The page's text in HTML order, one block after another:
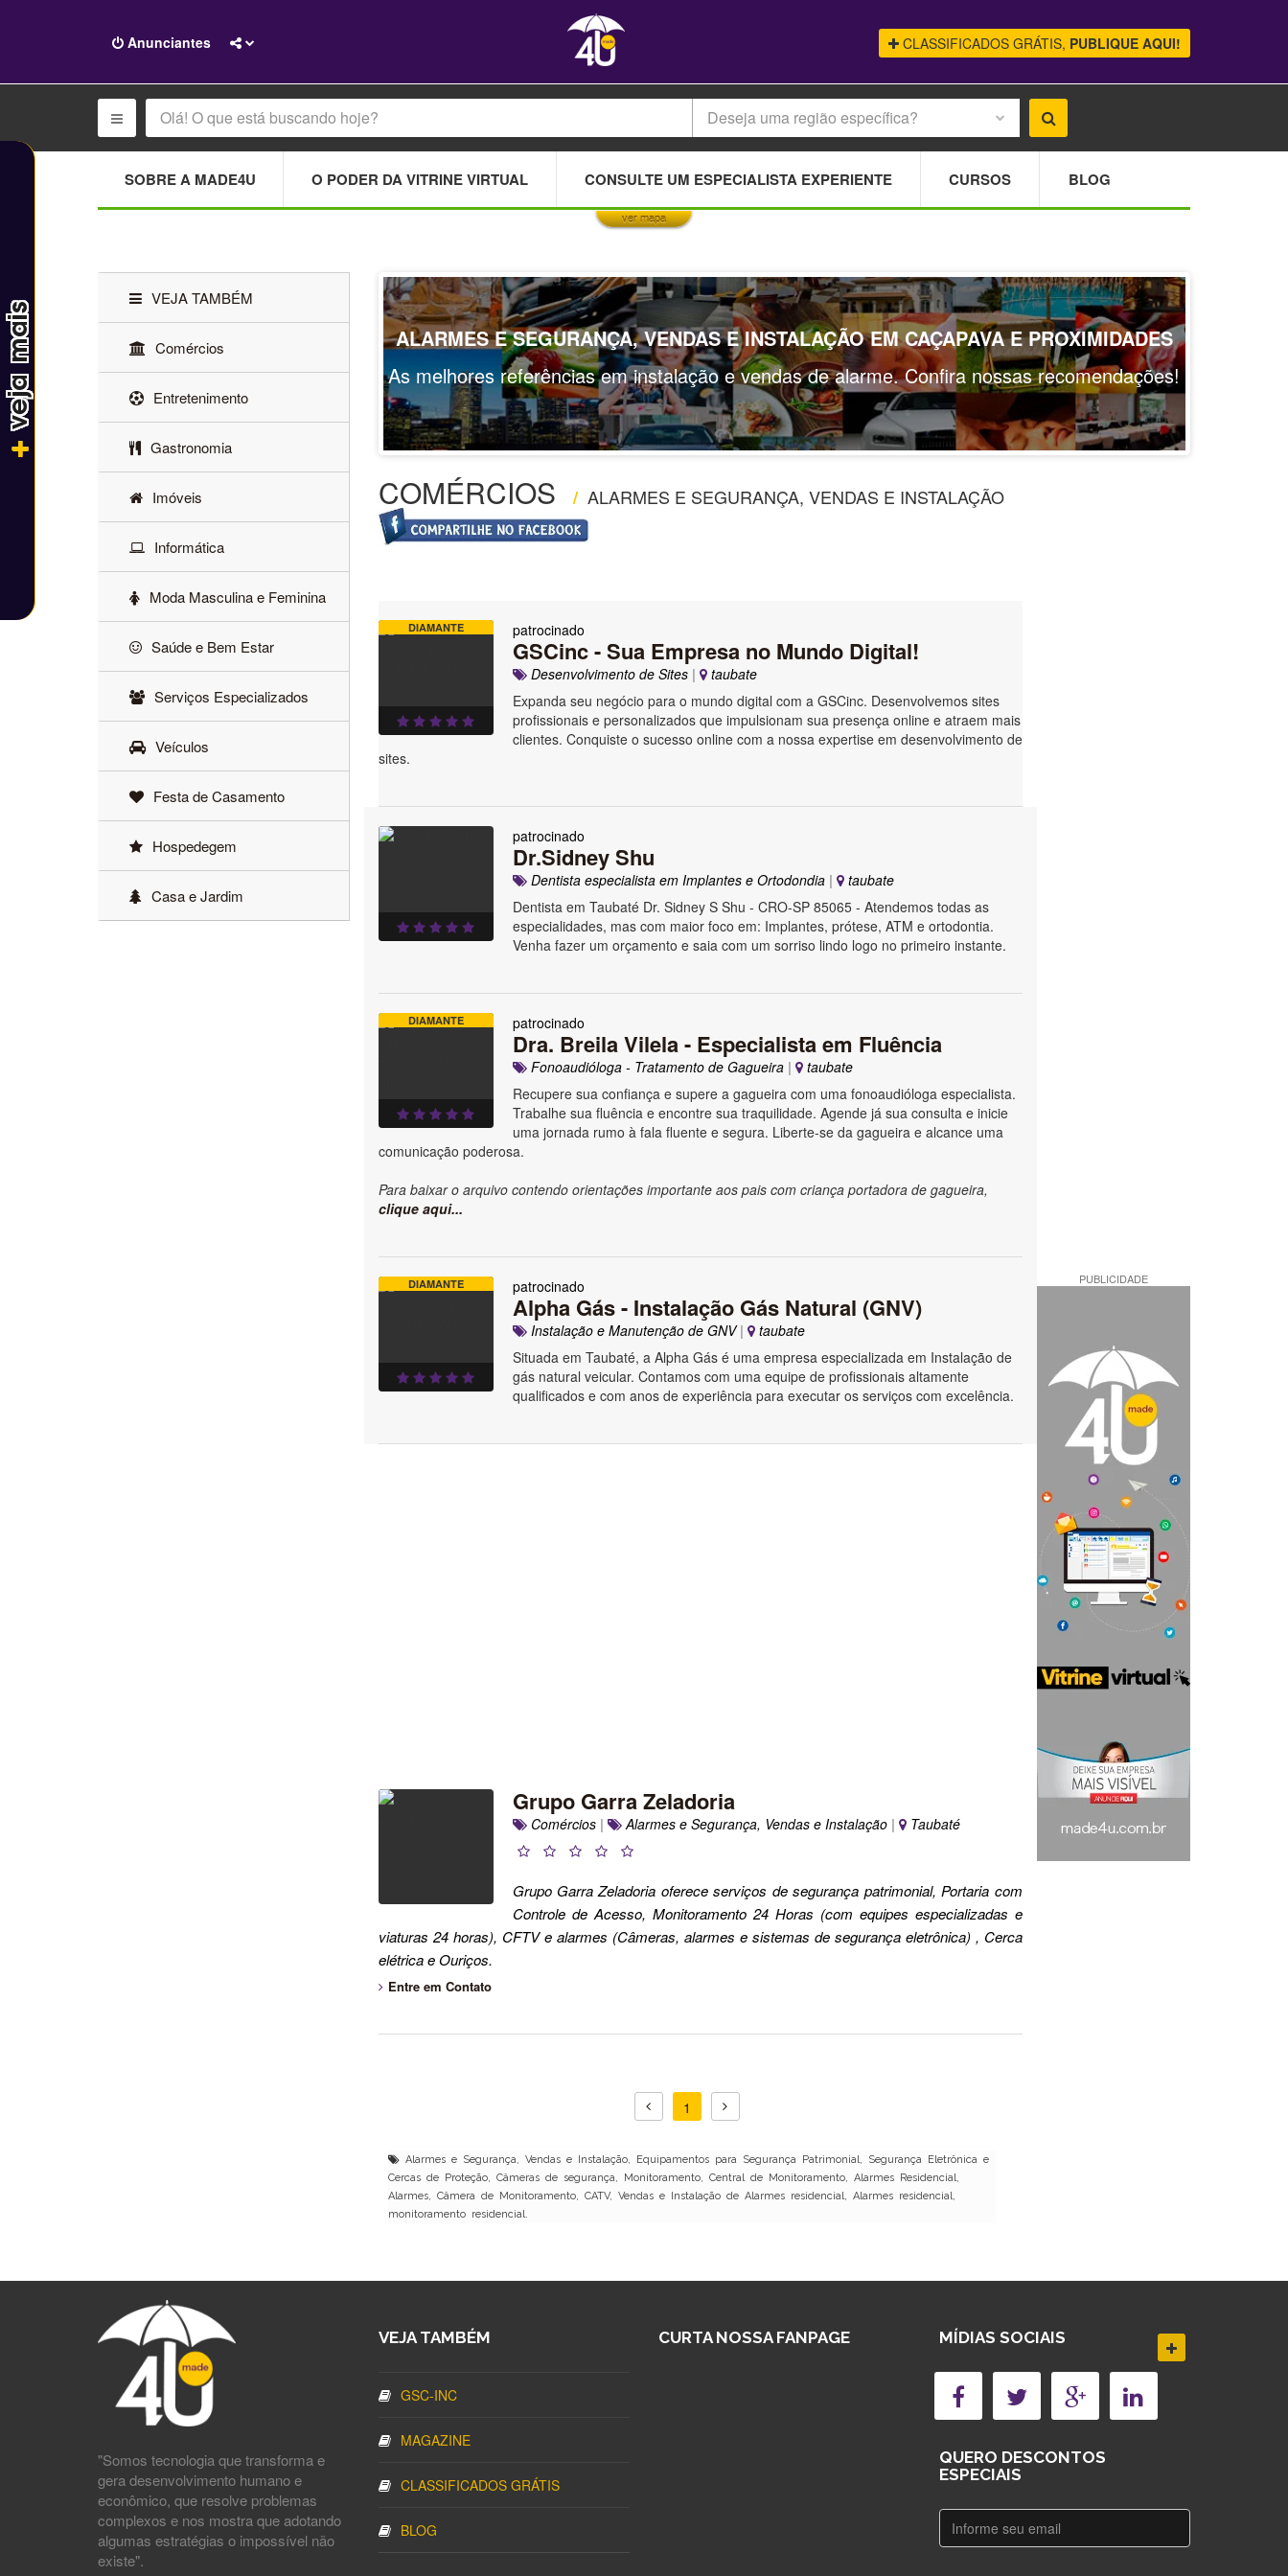
Anunciantes CLASSIFICADOS GRÁTIS, PUBLIQUE AQUI!
Deseja uma região específica?
Do you own this website? OK
SOBRE A MADE4U O PODER DA VITRINE VIRTUAL CONSULTE UM ESPECIALISTA EXPERIENTE CURSOS BLOG
ver mapa
ALARMES E SEGURANÇA, VENDAS E INSTALAÇÃO EM CAÇAPAVA E PROXIMIDADES
As melhores referências em instalação e vendas de alarme. Confira nossas recomendações!
COMÉRCIOS / ALARMES E SEGURANÇA, VENDAS E INSTALAÇÃO
DIAMANTE patrocinado
GSCinc - Sua Empresa no Mundo Digital!
Desenvolvimento de Sites|
taubate
Expanda seu negócio para o mundo digital com a GSCinc. Desenvolvemos sites
profissionais e personalizados que impulsionam sua presença online e atraem mais
clientes. Conquiste o sucesso online com a nossa expertise em desenvolvimento de
sites.
patrocinado
Dr.Sidney Shu
Dentista especialista em Implantes e Ortodondia|
taubate
Dentista em Taubaté Dr. Sidney S Shu - CRO-SP 85065 - Atendemos todas as
especialidades, mas com maior foco em: Implantes, prótese, ATM e ortodontia.
Venha fazer um orçamento e saia com um sorriso lindo logo no primeiro instante.
DIAMANTE patrocinado
Dra. Breila Vilela - Especialista em Fluência
Fonoaudióloga - Tratamento de Gagueira|
taubate
Recupere sua confiança e supere a gagueira com uma fonoaudióloga especialista.
Trabalhe sua fluência e encontre sua traquilidade. Agende já sua consulta e inicie
uma jornada rumo à fala fluente e segura. Liberte-se da gagueira e alcance uma
comunicação poderosa.
Para baixar o arquivo contendo orientações importante aos pais com criança portadora de gagueira,
clique aqui...
DIAMANTE patrocinado
Alpha Gás - Instalação Gás Natural (GNV)
Instalação e Manutenção de GNV|
taubate
Situada em Taubaté, a Alpha Gás é uma empresa especializada em Instalação de
gás natural veicular. Contamos com uma equipe de profissionais altamente
qualificados e com anos de experiência para executar os serviços com excelência.
Grupo Garra Zeladoria
Comércios| Alarmes e Segurança, Vendas e Instalação| Taubaté
Grupo Garra Zeladoria oferece serviços de segurança patrimonial, Portaria com
Controle de Acesso, Monitoramento 24 Horas (com equipes especializadas e
viaturas 24 horas), CFTV e alarmes (Câmeras, alarmes e sistemas de segurança eletrônica) , Cerca
elétrica e Ouriços.
Entre em Contato
1
Alarmes e Segurança, Vendas e Instalação, Equipamentos para Segurança Patrimonial, Segurança Eletrônica e
Cercas de Proteção, Câmeras de segurança, Monitoramento, Central de Monitoramento, Alarmes Residencial,
Alarmes, Câmera de Monitoramento, CATV, Vendas e Instalação de Alarmes residencial, Alarmes residencial,
monitoramento residencial.
PUBLICIDADE
VEJA TAMBÉM
Comércios
Entretenimento
Gastronomia
Imóveis
Informática
Moda Masculina e Feminina
Saúde e Bem Estar
Serviços Especializados
Veículos
Festa de Casamento
Hospedegem
Casa e Jardim
"Somos tecnologia que transforma e
gera desenvolvimento humano e
econômico, que resolve problemas
complexos e nos mostra que adotando
algumas estratégias o impossível não
existe".
VEJA TAMBÉM
GSC-INC
MAGAZINE
CLASSIFICADOS GRÁTIS
BLOG
CURTA NOSSA FANPAGE MÍDIAS SOCIAIS
QUERO DESCONTOS
ESPECIAIS